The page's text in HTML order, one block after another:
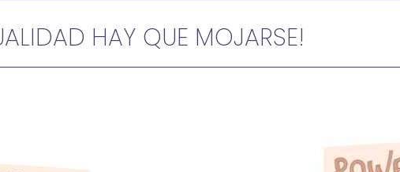
HAY QUE MOJARSE!